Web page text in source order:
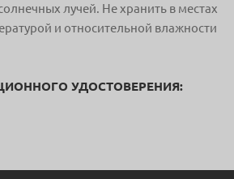
лучей. Не хранить в местах
и относительной влажности
УДОСТОВЕРЕНИЯ: